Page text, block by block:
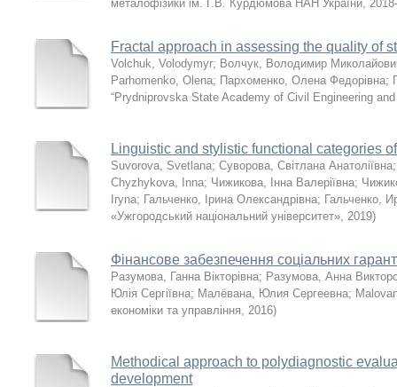
металофізики ім. Г.В. Курдюмова НАН України,
Fractal approach in assessing the quality of
Volchuk, Volodymyr; Волчук, Володимир
Parhomenko, Olena; Пархоменко, Олена Федорівна;
“Prydniprovska State Academy of Civil Engineering and
Linguistic and stylistic functional categories
Suvorova, Svetlana; Суворова, Світлана Анатоліївна
Chyzhykova, Inna; Чижикова, Інна Валеріївна;
Iryna; Гальченко, Ірина Олександрівна; Гальченко,
«Ужгородський національний університет», 2019)
Фінансове забезпечення соціальних
Разумова, Ганна Вікторівна; Разумова, Анна
Юлія Сергіївна; Малёвана, Юлия Сергеевна;
економіки та управління, 2016)
Methodical approach to polydiagnostic
development